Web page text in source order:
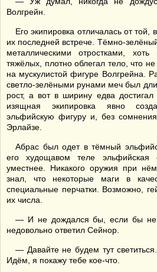
Волгрейн.
Его экипировка отличалась от
их последней встрече. Тёмно-
металлическими отростками,
тяжёлых, плотно облегал тело, что
на мускулистой фигуре Волгрейна.
светло-зелёными рунами меч был
рост, а вот в ширину едва достигал
изящная экипировка явно
эльфийскую фигуру и, без
Эрлайзе.
Абрас был одет в тёмный
его худощавом теле эльфийская
уместнее. Никакого оружия при
знал, что некоторые маги в
специальные перчатки. Возможно,
их числа.
— И не дождался бы, если бы не
недовольно ответил Сейнор.
— Давайте не будем тут
Идём, я покажу тебе кое-что.